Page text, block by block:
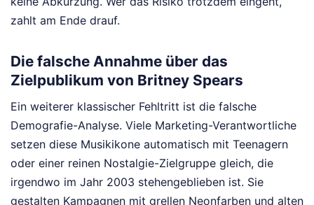
zahlt am Ende drauf.
Die falsche Annahme über das
Zielpublikum von Britney Spears
Ein weiterer klassischer Fehltritt ist die falsche
Demografie-Analyse. Viele Marketing-Verantwortliche
setzen diese Musikikone automatisch mit Teenagern
oder einer reinen Nostalgie-Zielgruppe gleich, die
irgendwo im Jahr 2003 stehengeblieben ist. Sie
gestalten Kampagnen mit grellen Neonfarben und alten